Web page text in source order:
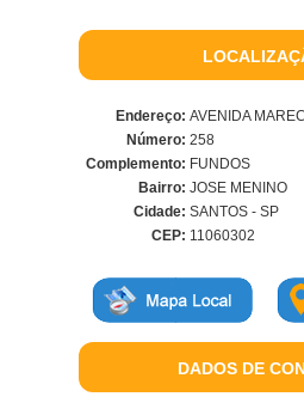
Endereço: AVENIDA
Número: 258
Complemento: FUNDOS
Bairro: JOSE MENINO
Cidade: SANTOS - SP
CEP: 11060302
DADOS DE